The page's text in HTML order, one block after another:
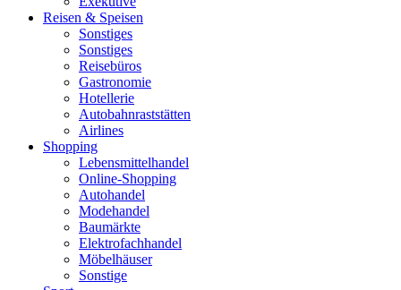
Reisen & Speisen
Sonstiges
Sonstiges
Reisebüros
Gastronomie
Hotellerie
Autobahnraststätten
Airlines
Shopping
Lebensmittelhandel
Online-Shopping
Autohandel
Modehandel
Baumärkte
Elektrofachhandel
Möbelhäuser
Sonstige